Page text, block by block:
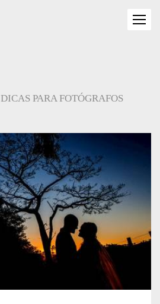
DICAS PARA FOTÓGRAFOS